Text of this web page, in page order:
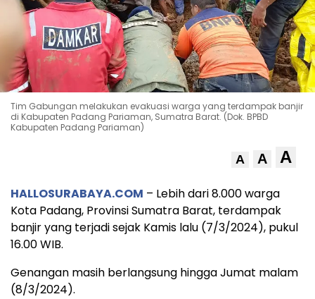
Tim Gabungan melakukan evakuasi warga yang terdampak banjir
di Kabupaten Padang Pariaman, Sumatra Barat. (Dok. BPBD
Kabupaten Padang Pariaman)
A A A
HALLOSURABAYA.COM – Lebih dari 8.000 warga
Kota Padang, Provinsi Sumatra Barat, terdampak
banjir yang terjadi sejak Kamis lalu (7/3/2024), pukul
16.00 WIB.
Genangan masih berlangsung hingga Jumat malam
(8/3/2024).